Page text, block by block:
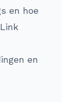
en hoe
en